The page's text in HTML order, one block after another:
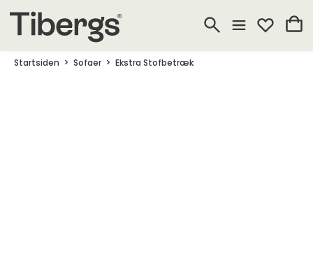
Startsiden Sofaer Ekstra Stofbetræk